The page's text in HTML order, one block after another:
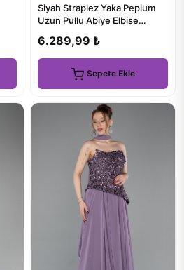
Siyah Straplez Yaka Peplum
Uzun Pullu Abiye Elbise
6.289,99 ₺
Sepete Ekle